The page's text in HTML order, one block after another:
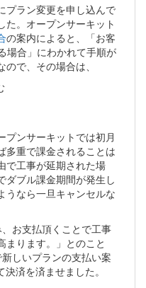
プラン変更を申し込んで
た。オープンサーキット
の案内によると、「お客
場合」にわかれて手順が
で、その場合は、
プンサーキットでは初月
多重で課金されることは
で工事が延期された場
ダブル課金期間が発生し
うなら一旦キャンセルな
お支払頂くことで工事
まります。」とのこと
しいプランの支払い案
済を済ませました。